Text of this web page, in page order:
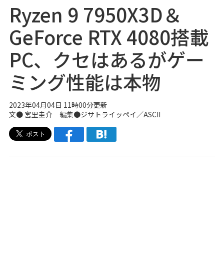
Ryzen 9 7950X3D＆
GeForce RTX 4080搭載
PC、クセはあるがゲー
ミング性能は本物
2023年04月04日 11時00分更新
文● 宮里圭介 編集●ジサトライッペイ／ASCII